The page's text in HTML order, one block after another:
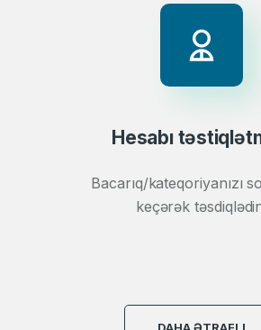
Hesabı
Bacarıq/kateqoriyanızı
keçərək